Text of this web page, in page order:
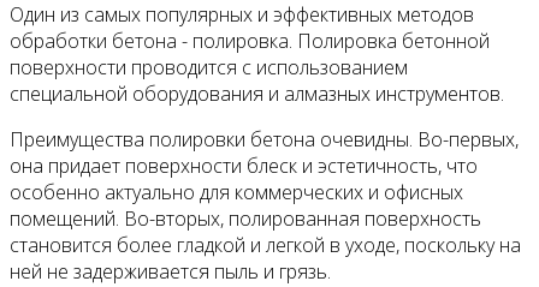
Один из самых популярных и эффективных методов
обработки бетона - полировка. Полировка бетонной
поверхности проводится с использованием
специальной оборудования и алмазных инструментов.
Преимущества полировки бетона очевидны. Во-первых,
она придает поверхности блеск и эстетичность, что
особенно актуально для коммерческих и офисных
помещений. Во-вторых, полированная поверхность
становится более гладкой и легкой в уходе, поскольку на
ней не задерживается пыль и грязь.